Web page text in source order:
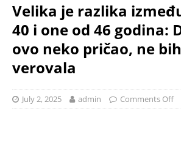
Velika je razlika
40 i one od 46 godina:
ovo neko pričao, ne
verovala
July 2, 2025 admin Comments Off